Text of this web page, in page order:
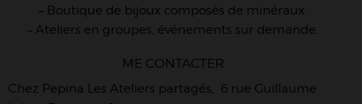
– Boutique de bijoux composés de minéraux.
– Ateliers en groupes, événements sur demande.
ME CONTACTER
Chez Pepina Les Ateliers partagés, 6 rue Guillaume